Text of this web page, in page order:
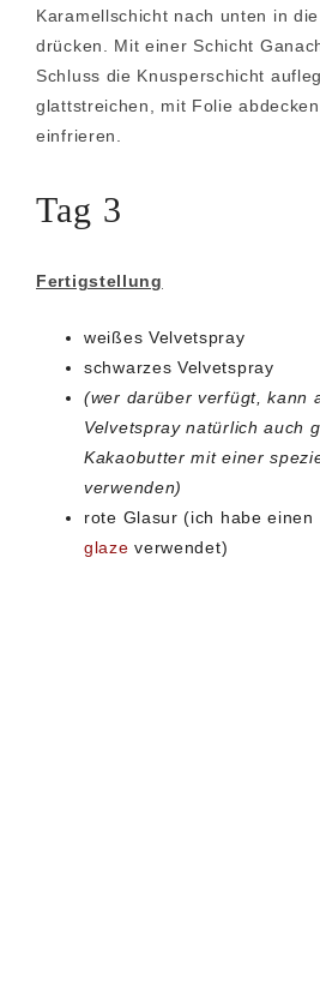
Karamellschicht nach unten in
drücken. Mit einer Schicht
Schluss die Knusperschicht
glattstreichen, mit Folie
einfrieren.
Tag 3
Fertigstellung
weißes Velvetspray
schwarzes Velvetspray
(wer darüber verfügt, kann
Velvetspray natürlich auch
Kakaobutter mit einer
verwenden)
rote Glasur (ich habe einen
glaze verwendet)